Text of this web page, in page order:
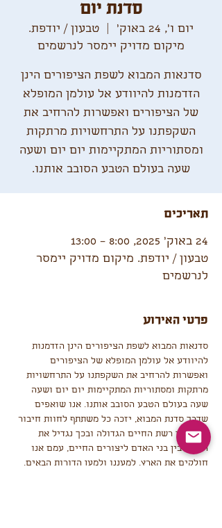
סדנת יום
יום ו׳, 24 באוק׳
טבעון / יודפת.
מיקום מדויק יימסר לנרשמים
סדנאות המבוא לשפת הציפורים הינן
הזדמנות להיוודע אל עולמן המופלא
של הציפורים ואפשרות להרחיב את
השקפתנו על התרחשויות מרתקות
ומסתוריות המתקיימות יום יום ושעה
שעה בעולם הטבע הסובב אותנו.
תאריכים
24 באוק׳ 2025, 8:00 – 13:00
טבעון / יודפת. מיקום מדויק יימסר
לנרשמים
פרטי האירוע
סדנאות המבוא לשפת הציפורים הינן הזדמנות
להיוודע אל עולמן המופלא של הציפורים
ואפשרות להרחיב את השקפתנו על התרחשויות
מרתקות ומסתוריות המתקיימות יום יום ושעה
שעה בעולם הטבע הסובב אותנו. אנו שואפים
שדרך סדנת המבוא, יזכה כל משתתף לחוות חיבור
בינו ובין רשת החיים הגדולה ובכך נגדיל את
הכבוד בין בני האדם ליצורים החיים, עמם אנו
חולקים את הארץ. למעננו ולמען הדורות הבאים.